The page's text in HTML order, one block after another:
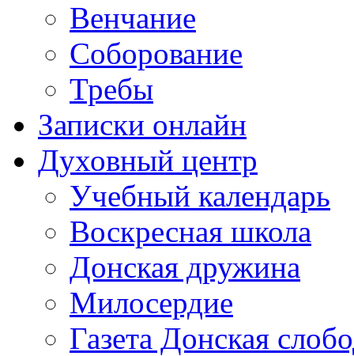
Венчание
Соборование
Требы
Записки онлайн
Духовный центр
Учебный календарь
Воскресная школа
Донская дружина
Милосердие
Газета Донская